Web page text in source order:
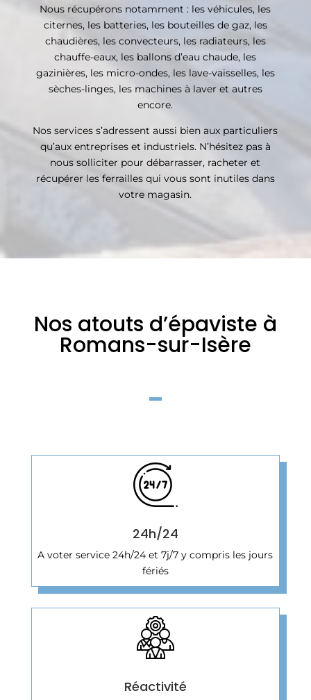
Nous récupérons notamment : les véhicules, les
citernes, les batteries, les bouteilles de gaz, les
chaudières, les convecteurs, les radiateurs, les
chauffe-eaux, les ballons d’eau chaude, les
gazinières, les micro-ondes, les lave-vaisselles, les
sèches-linges, les machines à laver et autres
encore.
Nos services s’adressent aussi bien aux particuliers
qu’aux entreprises et industriels. N’hésitez pas à
nous solliciter pour débarrasser, racheter et
récupérer les ferrailles qui vous sont inutiles dans
votre magasin.
Nos atouts d’épaviste à
Romans-sur-Isère
24h/24
A voter service 24h/24 et 7j/7 y compris les jours
fériés
Réactivité